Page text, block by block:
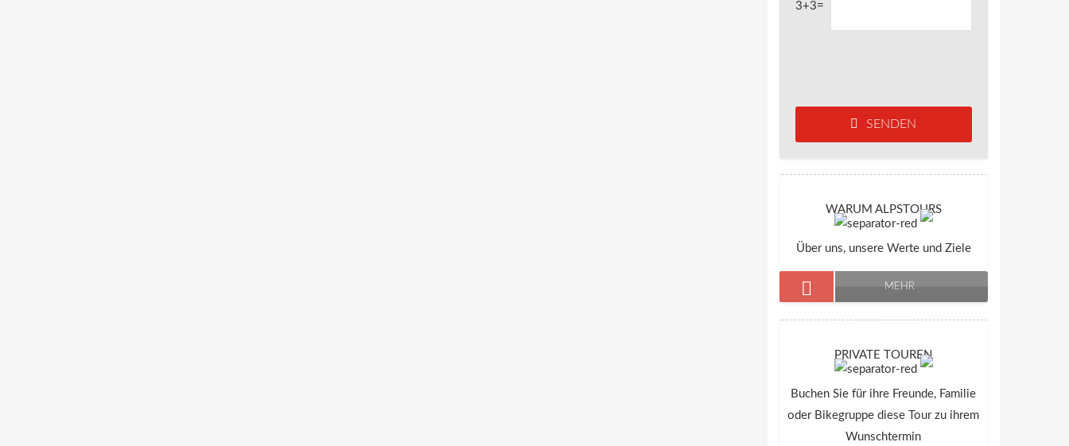
3+3=
SENDEN
WARUM ALPSTOURS
Über uns, unsere Werte und Ziele
MEHR
PRIVATE TOUREN
Buchen Sie für ihre Freunde, Familie
oder Bikegruppe diese Tour zu ihrem
Wunschtermin